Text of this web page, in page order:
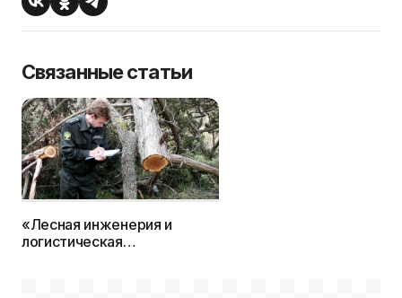
Связанные статьи
«Лесная инженерия и
логистическая